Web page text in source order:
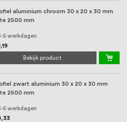
aluminium chroom 30 x 20 x 30 mm
2500 mm
5 werkdagen
Bekijk product
zwart aluminium 30 x 20 x 30 mm
2500 mm
5 werkdagen